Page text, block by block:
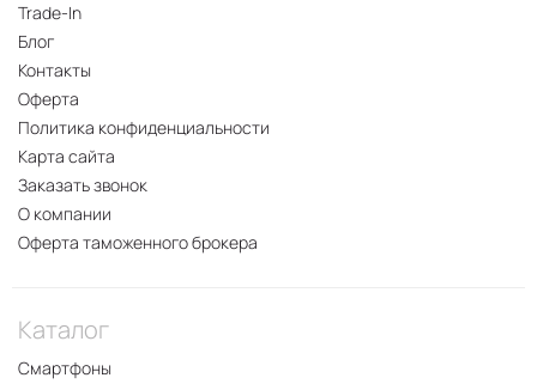
Trade-In
Блог
Контакты
Оферта
Политика конфиденциальности
Карта сайта
Заказать звонок
О компании
Оферта таможенного брокера
Каталог
Смартфоны